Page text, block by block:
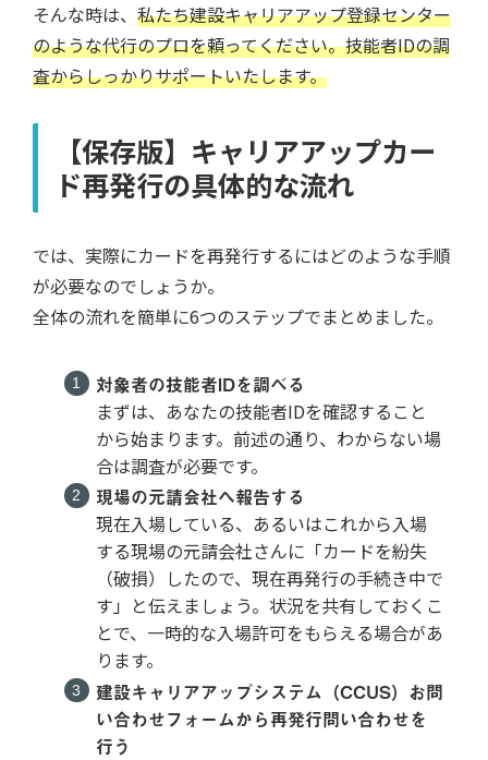
そんな時は、 私たち建設キャリアアップ登録センター
のような代行のプロを頼ってください。技能者IDの調
査からしっかりサポートいたします。
【保存版】キャリアアップカー
ド再発行の具体的な流れ
では、実際にカードを再発行するにはどのような手順
が必要なのでしょうか。
全体の流れを簡単に6つのステップでまとめました。
対象者の技能者IDを調べる
まずは、あなたの技能者IDを確認すること
から始まります。前述の通り、わからない場
合は調査が必要です。
現場の元請会社へ報告する
現在入場している、あるいはこれから入場
する現場の元請会社さんに「カードを紛失
（破損）したので、現在再発行の手続き中で
す」と伝えましょう。状況を共有しておくこ
とで、一時的な入場許可をもらえる場合があ
ります。
建設キャリアアップシステム（CCUS）お問
い合わせフォームから再発行問い合わせを
行う